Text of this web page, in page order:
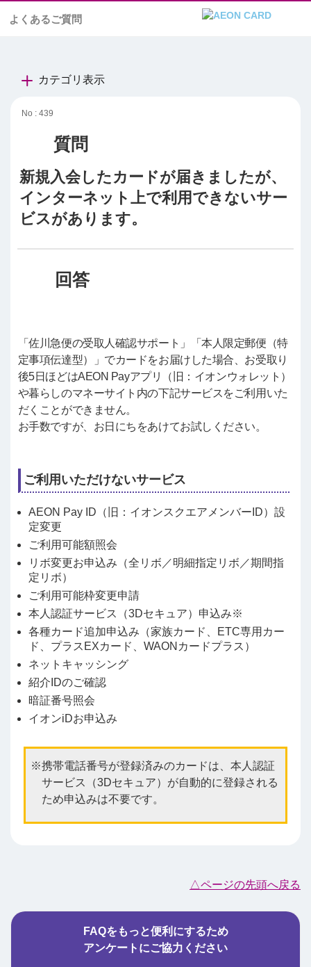
よくあるご質問
カテゴリ表示
No : 439
新規入会したカードが届きましたが、
インターネット上で利用できないサー
ビスがあります。
「佐川急便の受取人確認サポート」「本人限定郵便（特
定事項伝達型）」でカードをお届けした場合、お受取り
後5日ほどはAEON Payアプリ（旧：イオンウォレット）
や暮らしのマネーサイト内の下記サービスをご利用いた
だくことができません。
お手数ですが、お日にちをあけてお試しください。
ご利用いただけないサービス
AEON Pay ID（旧：イオンスクエアメンバーID）設
定変更
ご利用可能額照会
リボ変更お申込み（全リボ／明細指定リボ／期間指
定リボ）
ご利用可能枠変更申請
本人認証サービス（3Dセキュア）申込み※
各種カード追加申込み（家族カード、ETC専用カー
ド、プラスEXカード、WAONカードプラス）
ネットキャッシング
紹介IDのご確認
暗証番号照会
イオンiDお申込み
携帯電話番号が登録済みのカードは、本人認証
サービス（3Dセキュア）が自動的に登録される
ため申込みは不要です。
△ページの先頭へ戻る
FAQをもっと便利にするため
アンケートにご協力ください